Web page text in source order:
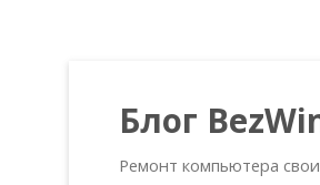
Блог
Ремонт компьютера